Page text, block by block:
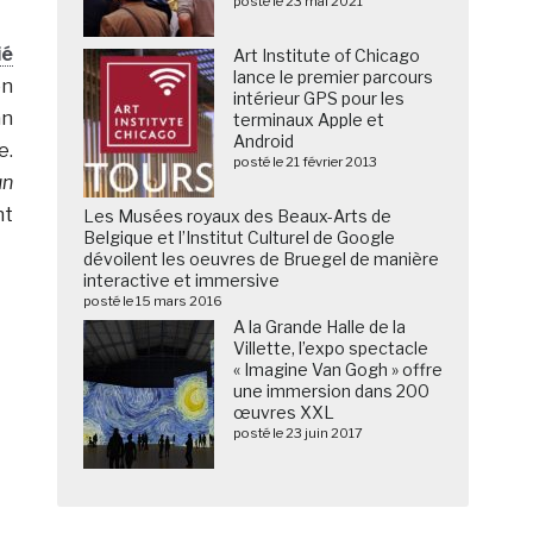
Art Institute of Chicago
lance le premier parcours
intérieur GPS pour les
terminaux Apple et
Android
posté le 21 février 2013
Les Musées royaux des Beaux-Arts de
Belgique et l’Institut Culturel de Google
dévoilent les oeuvres de Bruegel de manière
interactive et immersive
posté le 15 mars 2016
A la Grande Halle de la
Villette, l’expo spectacle
« Imagine Van Gogh » offre
une immersion dans 200
œuvres XXL
posté le 23 juin 2017